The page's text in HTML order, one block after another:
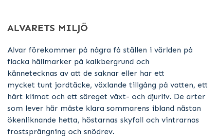
ALVARETS MILJÖ
Alvar förekommer på några få ställen i världen på
flacka hällmarker på kalkbergrund och
kännetecknas av att de saknar eller har ett
mycket tunt jordtäcke, växlande tillgång på vatten, ett
hårt klimat och ett säreget växt- och djurliv. De arter
som lever här måste klara sommarens ibland nästan
ökenliknande hetta, höstarnas skyfall och vintrarnas
frostsprängning och snödrev.